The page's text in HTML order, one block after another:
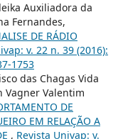
Auxiliadora da
Fernandes,
DE RÁDIO
v. 22 n. 39 (2016):
1753
das Chagas Vida
Vagner Valentim
DE
EM RELAÇÃO A
, Revista Univap: v.